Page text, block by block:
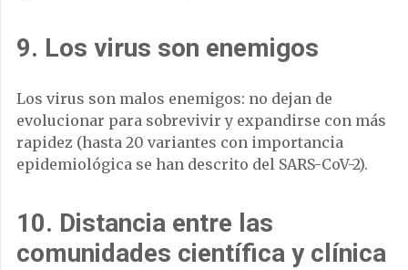
9. Los virus son enemigos
Los virus son malos enemigos: no dejan de
evolucionar para sobrevivir y expandirse con más
rapidez (hasta 20 variantes con importancia
epidemiológica se han descrito del SARS-CoV-2).
10. Distancia entre las
comunidades científica y clínica